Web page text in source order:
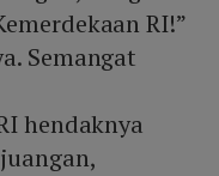
RI!”
Semangat
hendaknya